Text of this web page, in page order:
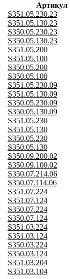
Артикул
S351.05.230.23
S351.05.130.23
S350.05.230.23
S350.05.130.23
S351.05.200
S351.05.100
S350.05.200
S350.05.100
S351.05.230.09
S351.05.130.09
S350.05.230.09
S350.05.130.09
S351.05.230
S351.05.130
S350.05.230
S350.05.130
S350.09.200.02
S350.09.100.02
S350.07.214.06
S350.07.114.06
S351.07.224
S351.07.124
S350.07.224
S350.07.124
S351.03.224
S351.03.124
S350.03.224
S350.03.124
S351.03.204
S351.03.104